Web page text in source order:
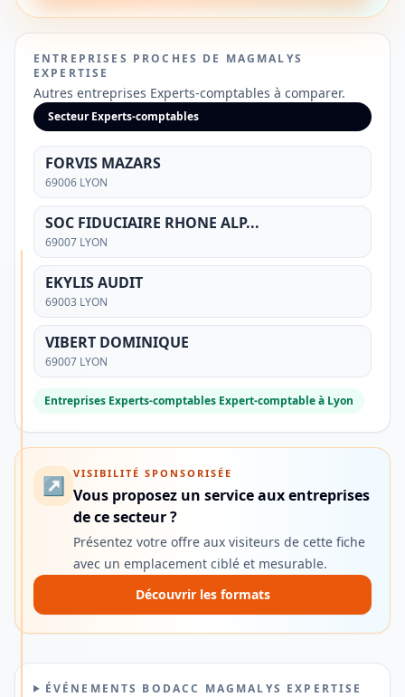
ENTREPRISES PROCHES DE MAGMALYS
EXPERTISE
Autres entreprises Experts-comptables à comparer.
Secteur Experts-comptables
FORVIS MAZARS
69006 LYON
SOC FIDUCIAIRE RHONE ALP...
69007 LYON
EKYLIS AUDIT
69003 LYON
VIBERT DOMINIQUE
69007 LYON
Entreprises Experts-comptables Expert-comptable à Lyon
↗
VISIBILITÉ SPONSORISÉE
Vous proposez un service aux entreprises
de ce secteur ?
Présentez votre offre aux visiteurs de cette fiche
avec un emplacement ciblé et mesurable.
Découvrir les formats
ÉVÉNEMENTS BODACC MAGMALYS EXPERTISE
SÉLECTION
DES
PROS
🚀
Vous
êtes
entrepreneur
?
Recevez
conseils
comptabilité,
gestion